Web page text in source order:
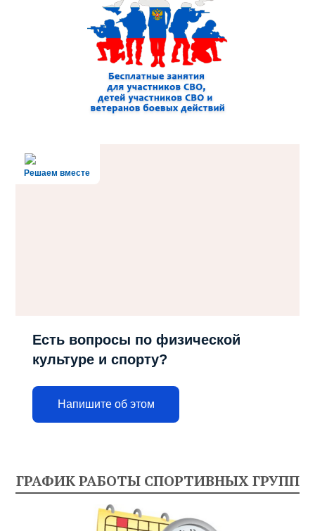
Решаем вместе
Есть вопросы по физической
культуре и спорту?
Напишите об этом
ГРАФИК РАБОТЫ СПОРТИВНЫХ ГРУПП